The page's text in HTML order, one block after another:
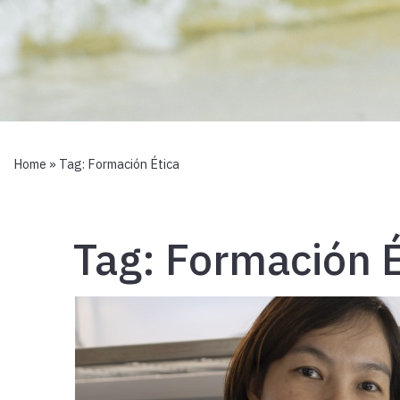
Home » Tag: Formación Ética
Tag: Formación